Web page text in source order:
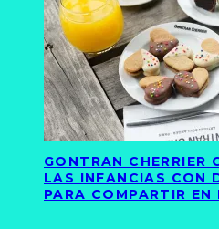
GONTRAN CHERRIER
LAS INFANCIAS CON
PARA COMPARTIR EN